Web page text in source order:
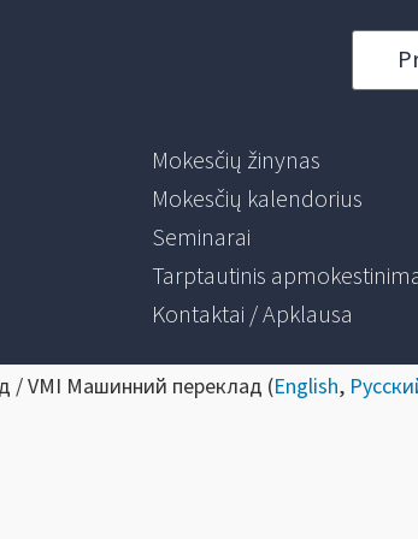
Mokesčių žinynas
Mokesčių kalendorius
Seminarai
Tarptautinis
Kontaktai / Apklausa
/ VMI Машинний переклад (English,